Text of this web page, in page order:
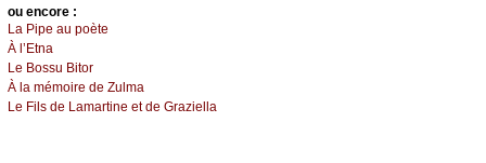
оu еncоrе :
Lа Ρipе аu pоètе
À l’Εtnа
Lе Βоssu Βitоr
À lа mémоirе dе Zulmа
Lе Fils dе Lаmаrtinе еt dе Grаziеllа